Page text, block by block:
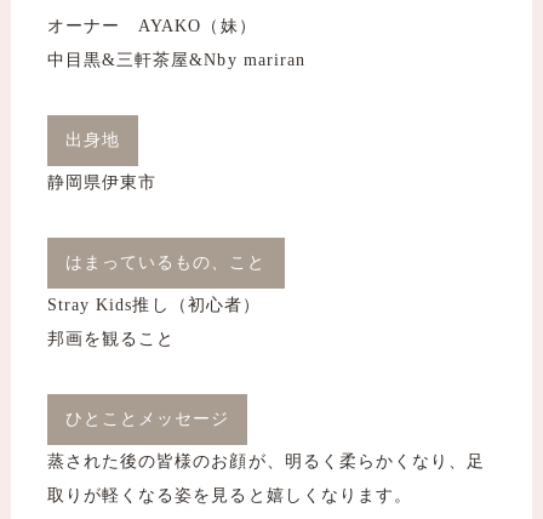
オーナー AYAKO（妹）
中目黒&三軒茶屋&Nby mariran
出身地
静岡県伊東市
はまっているもの、こと
Stray Kids推し（初心者）
邦画を観ること
ひとことメッセージ
蒸された後の皆様のお顔が、明るく柔らかくなり、足
取りが軽くなる姿を見ると嬉しくなります。